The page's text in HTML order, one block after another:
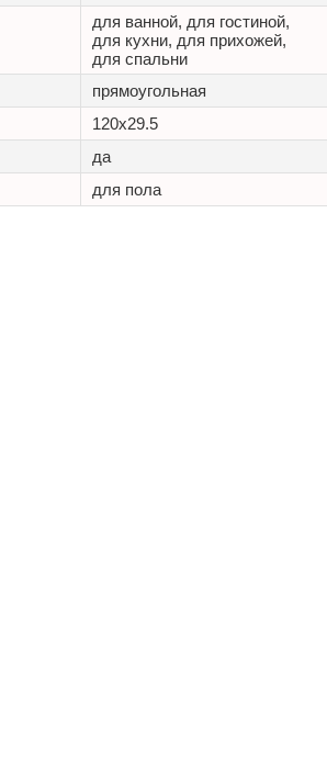
для ванной, для гостиной,
для кухни, для прихожей,
для спальни
прямоугольная
120x29.5
да
для пола